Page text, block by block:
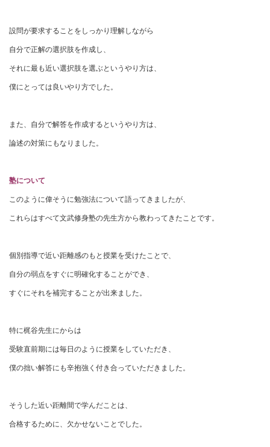
設問が要求することをしっかり理解しながら
自分で正解の選択肢を作成し、
それに最も近い選択肢を選ぶというやり方は、
僕にとっては良いやり方でした。
また、自分で解答を作成するというやり方は、
論述の対策にもなりました。
塾について
このように偉そうに勉強法について語ってきましたが、
これらはすべて文武修身塾の先生方から教わってきたことです。
個別指導で近い距離感のもと授業を受けたことで、
自分の弱点をすぐに明確化することができ、
すぐにそれを補完することが出来ました。
特に梶谷先生にからは
受験直前期には毎日のように授業をしていただき、
僕の拙い解答にも辛抱強く付き合っていただきました。
そうした近い距離間で学んだことは、
合格するために、欠かせないことでした。